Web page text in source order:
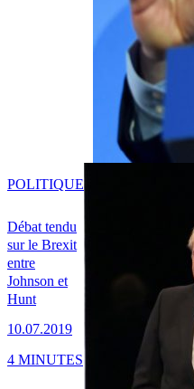
Débat tendu
sur le Brexit
entre
Johnson et
Hunt
10.07.2019
POLITIQUE
4 MINUTES